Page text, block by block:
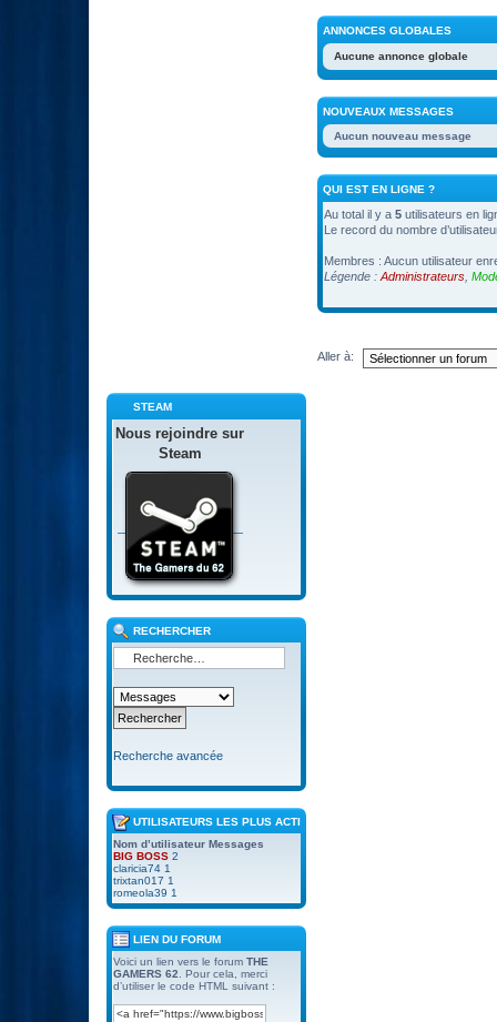
ANNONCES GLOBALES
Aucune annonce globale
NOUVEAUX MESSAGES
Aucun nouveau message
QUI EST EN LIGNE ?
Au total il y a 5 utilisateurs en
Le record du nombre
Membres : Aucun utilisateur
Légende : Administrateurs
Aller à:
STEAM
Nous rejoindre sur
Steam
RECHERCHER
Recherche avancée
UTILISATEURS LES PLUS ACTIFS
Nom d’utilisateur Messages
BIG BOSS 2
claricia74 1
trixtan017 1
romeola39 1
LIEN DU FORUM
Voici un lien vers le forum THE
GAMERS 62 . Pour cela, merci
d’utiliser le code HTML suivant :